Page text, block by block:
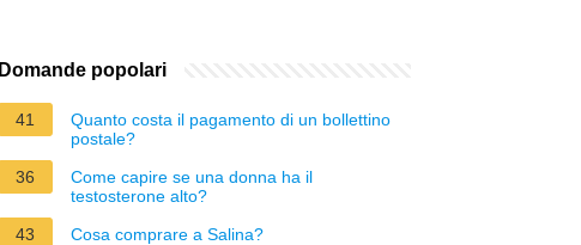
Domande popolari
41
Quanto costa il pagamento di un bollettino
postale?
36
Come capire se una donna ha il
testosterone alto?
43
Cosa comprare a Salina?